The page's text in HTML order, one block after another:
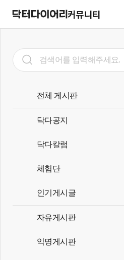
커뮤니티
전체 게시판
닥다공지
닥다칼럼
체험단
인기게시글
자유게시판
익명게시판